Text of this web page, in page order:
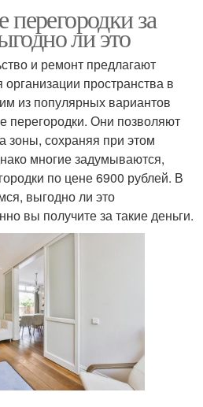
за
ли это
и ремонт предлагают
пространства в
из популярных вариантов
перегородки. Они позволяют
зоны, сохраняя при этом
многие задумываются,
по цене 6900 рублей. В
выгодно ли это
вы получите за такие деньги.